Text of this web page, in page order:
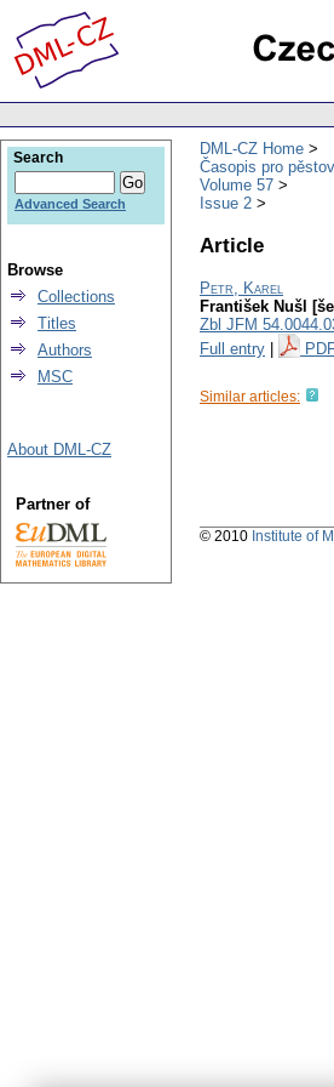
DML-CZ Home
Časopis pro
Volume 57
Issue 2
Article
Petr, Karel
František Nušl
Zbl JFM
Full entry
Similar articles:
Search
Advanced Search
Browse
Collections
Titles
Authors
MSC
About DML-CZ
Partner of
© 2010 Institute of